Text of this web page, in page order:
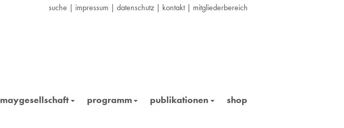
suche | impressum | datenschutz | kontakt| mitgliederbereich
maygesellschaft programm publikationen shop